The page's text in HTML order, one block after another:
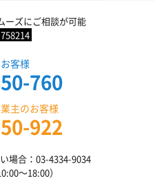
ーズにご相談が可能
758214
客様
760
主のお客様
922
場合：03-4334-9034
〜18:00）